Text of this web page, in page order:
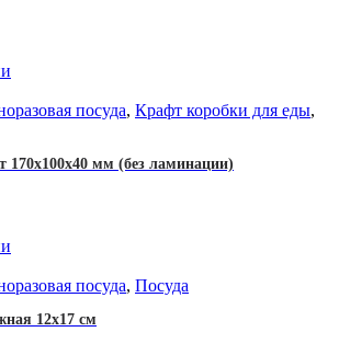
посуда, Крафт коробки для еды,
170х100х40 мм (без ламинации)
посуда, Посуда
12х17 см